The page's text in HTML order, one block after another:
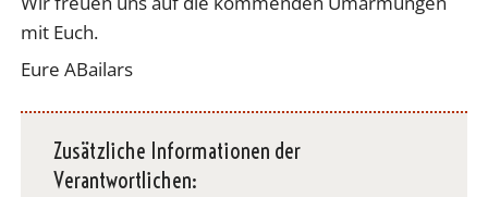
mit Euch.
Eure ABailars
Zusätzliche Informationen der
Verantwortlichen: